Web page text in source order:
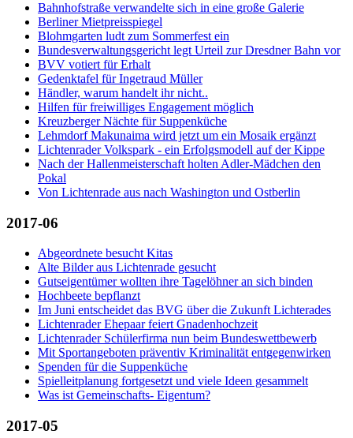
Bahnhofstraße verwandelte sich in eine große Galerie
Berliner Mietpreisspiegel
Blohmgarten ludt zum Sommerfest ein
Bundesverwaltungsgericht legt Urteil zur Dresdner Bahn vor
BVV votiert für Erhalt
Gedenktafel für Ingetraud Müller
Händler, warum handelt ihr nicht..
Hilfen für freiwilliges Engagement möglich
Kreuzberger Nächte für Suppenküche
Lehmdorf Makunaima wird jetzt um ein Mosaik ergänzt
Lichtenrader Volkspark - ein Erfolgsmodell auf der Kippe
Nach der Hallenmeisterschaft holten Adler-Mädchen den
Pokal
Von Lichtenrade aus nach Washington und Ostberlin
2017-06
Abgeordnete besucht Kitas
Alte Bilder aus Lichtenrade gesucht
Gutseigentümer wollten ihre Tagelöhner an sich binden
Hochbeete bepflanzt
Im Juni entscheidet das BVG über die Zukunft Lichterades
Lichtenrader Ehepaar feiert Gnadenhochzeit
Lichtenrader Schülerfirma nun beim Bundeswettbewerb
Mit Sportangeboten präventiv Kriminalität entgegenwirken
Spenden für die Suppenküche
Spielleitplanung fortgesetzt und viele Ideen gesammelt
Was ist Gemeinschafts- Eigentum?
2017-05